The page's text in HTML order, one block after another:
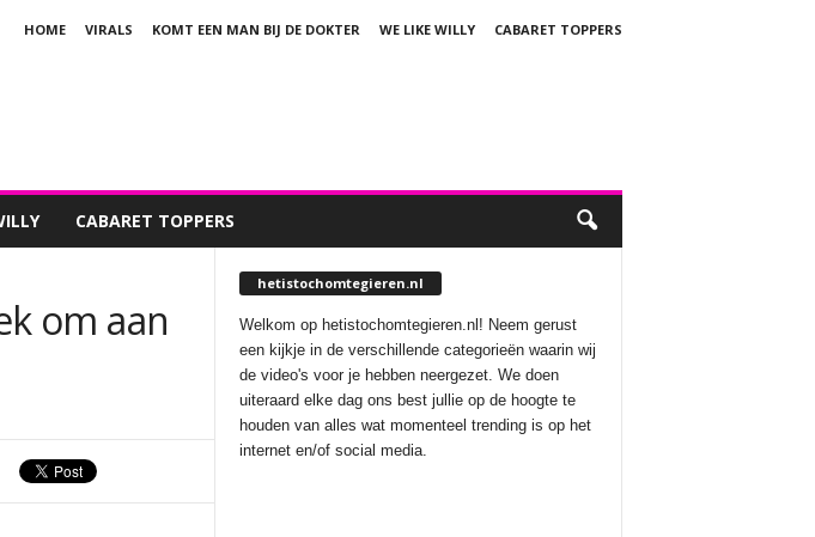
HOME VIRALS KOMT EEN MAN BIJ DE DOKTER WE LIKE WILLY
CABARET TOPPERS
CABARET TOPPERS
om aan
hetistochomtegieren.nl
Welkom op hetistochomtegieren.nl! Neem gerust
een kijkje in de verschillende categorieën waarin wij
de video's voor je hebben neergezet. We doen
uiteraard elke dag ons best jullie op de hoogte te
houden van alles wat momenteel trending is op het
internet en/of social media.